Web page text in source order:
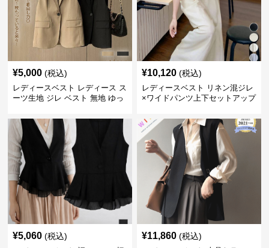
¥5,000 (税込)
レディースベスト レディース ス
ーツ生地 ジレ ベスト 無地 ゆっ
¥10,120 (税込)
レディースベスト リネン混ジレ
×ワイドパンツ上下セットアップ
¥5,060 (税込) ¥11,860 (税込)